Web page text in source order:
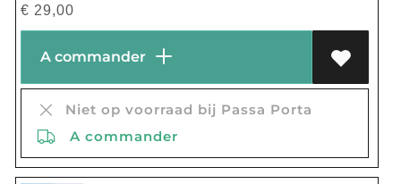
€ 29,00
A commander
Niet op voorraad bij Passa Porta
A commander